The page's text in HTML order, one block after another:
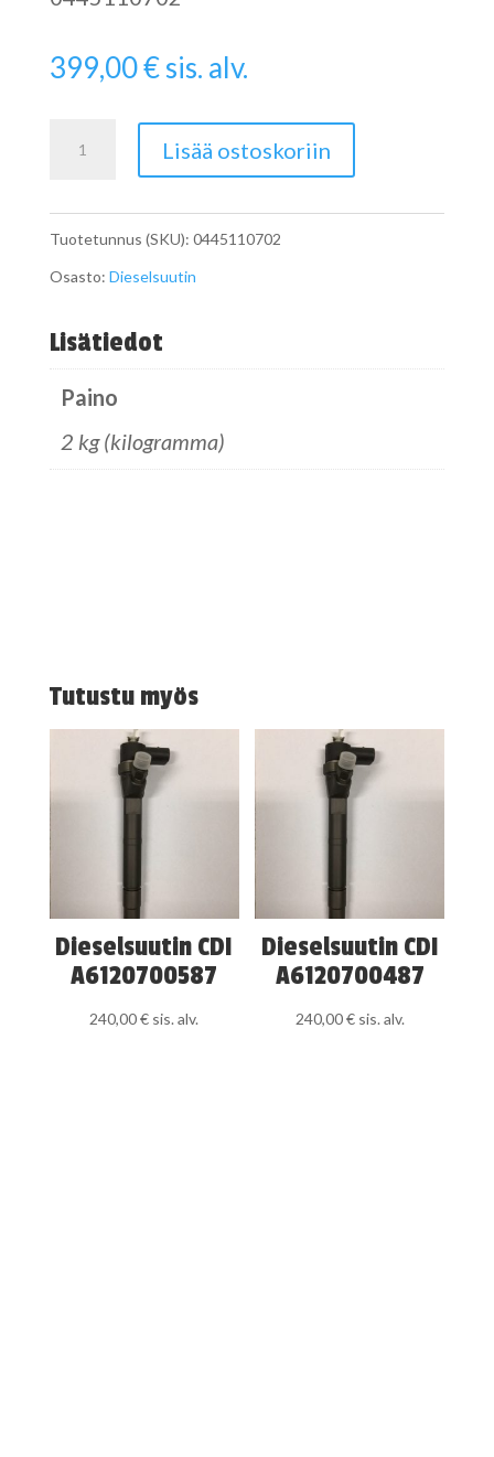
399,00€sis. alv.
Dieselsuutin
0445110702
määrä
Lisää ostoskoriin
Tuotetunnus (SKU): 0445110702
Osasto: Dieselsuutin
Lisätiedot
Paino
2 kg (kilogramma)
Tutustu myös
Dieselsuutin CDI
A6120700587
240,00€ sis. alv.
Dieselsuutin CDI
A6120700487
240,00€ sis. alv.